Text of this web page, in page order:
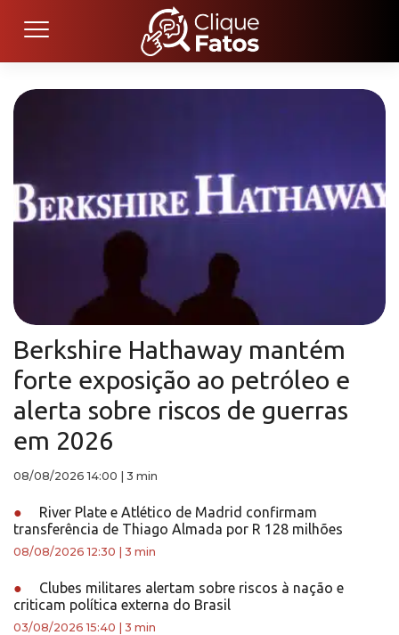
Berkshire Hathaway mantém
forte exposição ao petróleo e
alerta sobre riscos de guerras
em 2026
08/08/2026 14:00 3 min
●
River Plate e Atlético de Madrid confirmam
transferência de Thiago Almada por R 128 milhões
08/08/2026 12:30 3 min
●
Clubes militares alertam sobre riscos à nação e
criticam política externa do Brasil
03/08/2026 15:40 3 min